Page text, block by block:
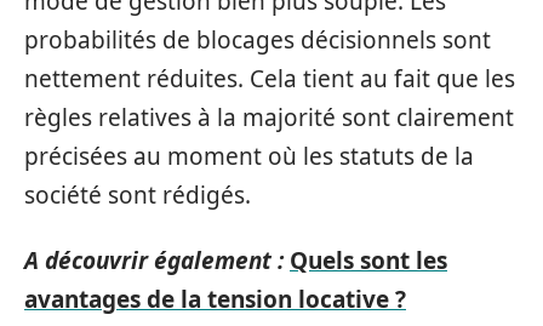
probabilités de blocages décisionnels sont
nettement réduites. Cela tient au fait que les
règles relatives à la majorité sont clairement
précisées au moment où les statuts de la
société sont rédigés.
A découvrir également : Quels sont les
avantages de la tension locative ?